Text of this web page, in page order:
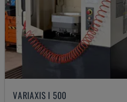
VARIAXIS I 500